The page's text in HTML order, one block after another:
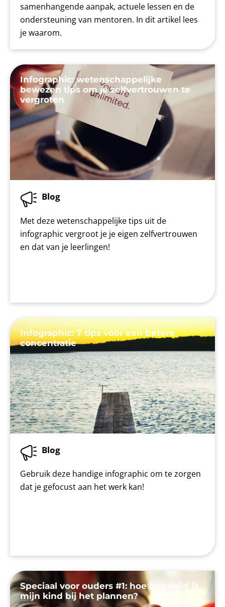
samenhangende aanpak, actuele lessen en de
ondersteuning van mentoren. In dit artikel lees
je waarom.
Infographic: wetenschappelijke
bewezen tips om je zelfvertrouwen te
vergroten
Blog
Met deze wetenschappelijke tips uit de
infographic vergroot je je eigen zelfvertrouwen
en dat van je leerlingen!
Infographic: 7 tips voor een betere
concentratie
Blog
Gebruik deze handige infographic om te zorgen
dat je gefocust aan het werk kan!
Speciaal voor ouders #1: hoe begeleid ik
mijn kind bij het plannen?